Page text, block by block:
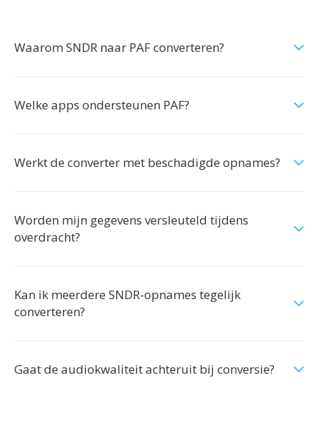
Waarom SNDR naar PAF converteren?
Welke apps ondersteunen PAF?
Werkt de converter met beschadigde opnames?
Worden mijn gegevens versleuteld tijdens
overdracht?
Kan ik meerdere SNDR-opnames tegelijk
converteren?
Gaat de audiokwaliteit achteruit bij conversie?